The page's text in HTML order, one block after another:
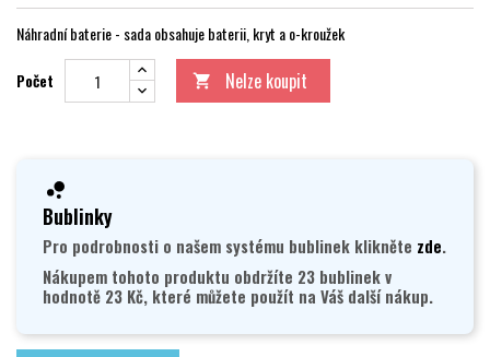
Náhradní baterie - sada obsahuje baterii, kryt a o-kroužek
Počet  Nelze koupit
Bublinky
Pro podrobnosti o našem systému bublinek klikněte zde.
Nákupem tohoto produktu obdržíte 23 bublinek v
hodnotě 23 Kč, které můžete použít na Váš další nákup.